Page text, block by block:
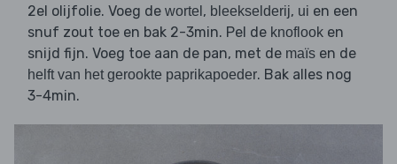
2el olijfolie. Voeg de wortel , bleekselderij, ui en een
snuf zout toe en bak 2-3min. Pel de knoflook en
snijd fijn. Voeg toe aan de pan, met de maïs en de
helft van het gerookte paprikapoeder. Bak alles nog
3-4min.